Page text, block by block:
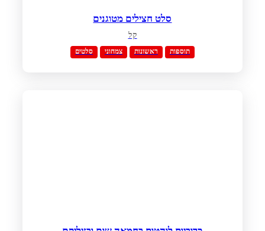
סלט חצילים מטוגנים
קל
סלטים צמחוני ראשונות תוספות